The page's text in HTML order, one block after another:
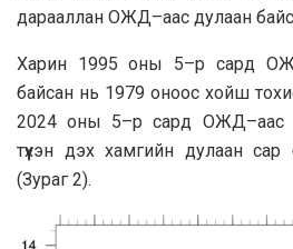
дарааллан ОЖД–аас дулаан
Харин 1995 оны 5–р сард
байсан нь 1979 оноос хойш
2024 оны 5–р сард ОЖД–аас
түүхэн дэх хамгийн дулаан
(Зурaг 2).